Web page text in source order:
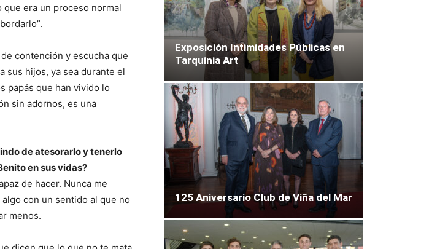
era un proceso normal
contención y escucha que
sus hijos, ya sea durante el
papás que han vivido lo
sin adornos, es una
de atesorarlo y tenerlo
en sus vidas?
de hacer. Nunca me
con un sentido al que no
menos.
Exposición Intimidades Públicas en
Tarquinia Art
125 Aniversario Club de Viña del Mar